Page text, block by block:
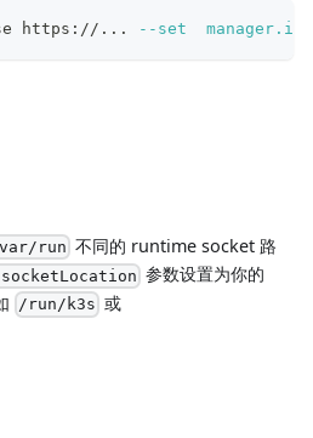
https:// .. . --set
run 不同的 runtime socket 路
参数设置为你的
/run/k3s 或